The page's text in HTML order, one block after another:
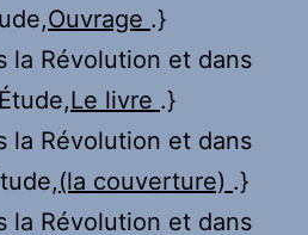
Ouvrage .}
la Révolution et dans
Le livre .}
la Révolution et dans
(la couverture) .}
la Révolution et dans